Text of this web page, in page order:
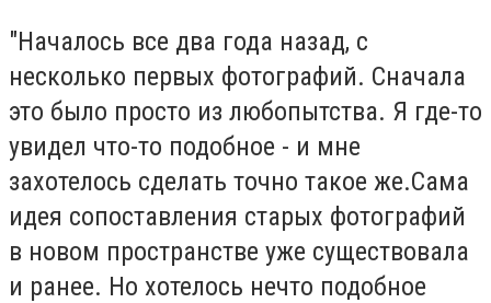
"Началось все два года назад, с
несколько первых фотографий. Сначала
это было просто из любопытства. Я где-то
увидел что-то подобное - и мне
захотелось сделать точно такое же.Сама
идея сопоставления старых фотографий
в новом пространстве уже существовала
и ранее. Но хотелось нечто подобное